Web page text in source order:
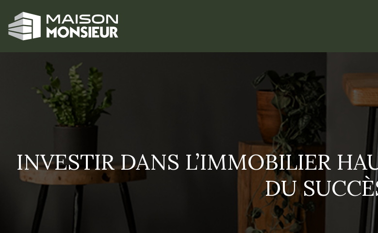
INVESTIR DANS L’IMMOBILIER
DU